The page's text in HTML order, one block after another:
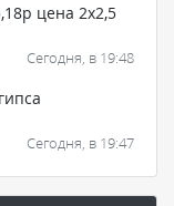
цена 2x2,5
Сегодня, в 19:48
Сегодня, в 19:47